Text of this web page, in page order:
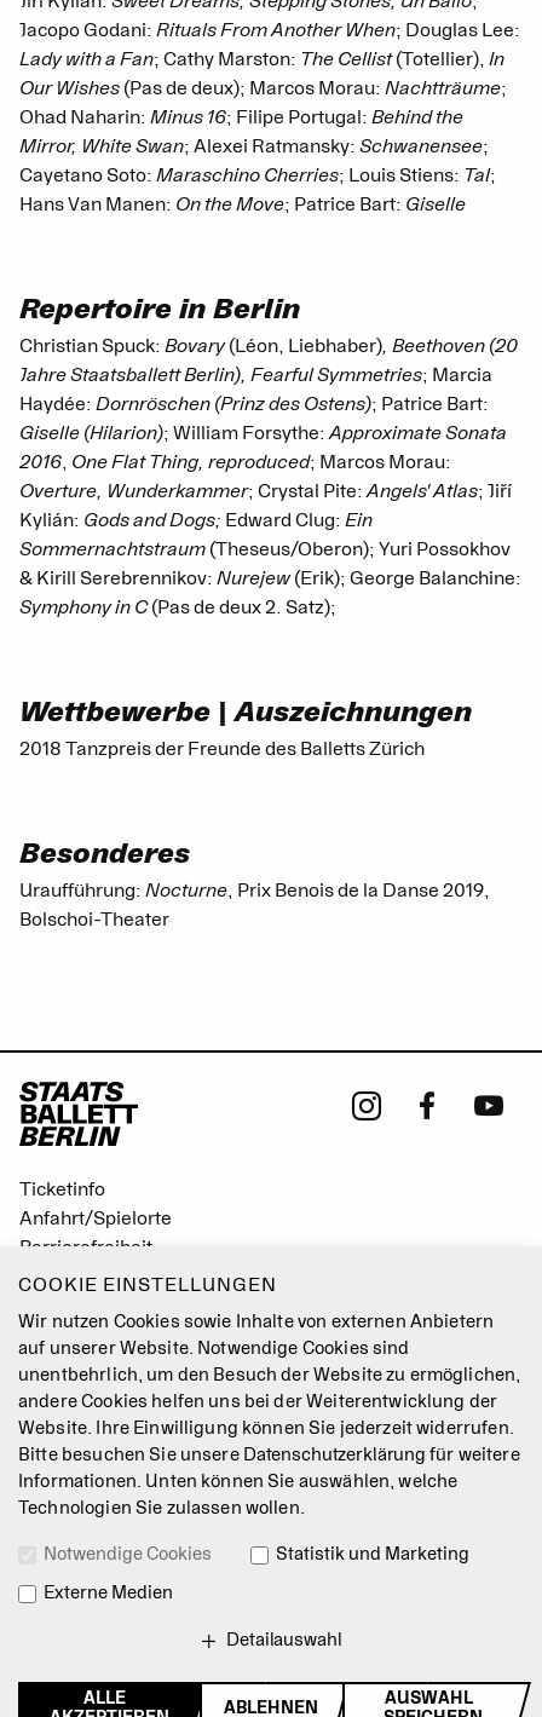
Jacopo Godani: Rituals From Another When; Douglas Lee:
Lady with a Fan; Cathy Marston: The Cellist(Totellier), In
Our Wishes (Pas de deux); Marcos Morau: Nachtträume;
Ohad Naharin: Minus 16; Filipe Portugal: Behind the
Mirror, White Swan; Alexei Ratmansky: Schwanensee;
Cayetano Soto: Maraschino Cherries; Louis Stiens: Tal;
Hans Van Manen: On the Move; Patrice Bart: Giselle
Repertoire in Berlin
Christian Spuck: Bovary(Léon, Liebhaber), Beethoven (20
Jahre Staatsballett Berlin), Fearful Symmetries; Marcia
Haydée: Dornröschen (Prinz des Ostens); Patrice Bart:
Giselle (Hilarion); William Forsythe:Approximate Sonata
2016, One Flat Thing, reproduced; Marcos Morau:
Overture, Wunderkammer; Crystal Pite:Angels' Atlas; Jiří
Kylián: Gods and Dogs; Edward Clug: Ein
Sommernachtstraum (Theseus/Oberon); Yuri Possokhov
& Kirill Serebrennikov: Nurejew(Erik); George Balanchine:
Symphony in C(Pas de deux 2. Satz);
Wettbewerbe | Auszeichnungen
2018 Tanzpreis der Freunde des Balletts Zürich
Besonderes
Uraufführung: Nocturne, Prix Benois de la Danse 2019,
Bolschoi-Theater
Ticketinfo
Anfahrt/Spielorte
Barrierefreiheit
Leichte Sprache
Leitbild
Presse
Jobs
Kontakt
Newsletter
AGB
Datenschutz
© 2026 Staatsballett Berlin
COOKIE EINSTELLUNGEN
Wir nutzen Cookies sowie Inhalte von externen Anbietern
auf unserer Website. Notwendige Cookies sind
unentbehrlich, um den Besuch der Website zu ermöglichen,
andere Cookies helfen uns bei der Weiterentwicklung der
Website. Ihre Einwilligung können Sie jederzeit widerrufen.
Bitte besuchen Sie unsere Datenschutzerklärung für weitere
Informationen. Unten können Sie auswählen, welche
Technologien Sie zulassen wollen.
Notwendige Cookies
Statistik und Marketing
Externe Medien
Detailauswahl
ALLE
ABLEHNEN
AUSWAHL